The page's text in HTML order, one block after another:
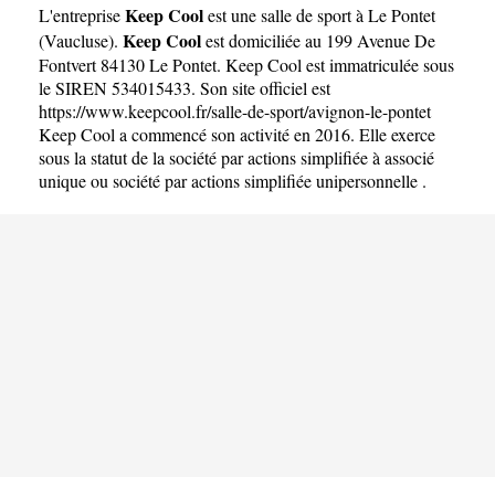
L'entrepriseKeep Coolest unesalle de sport à Le Pontet
(Vaucluse). Keep Coolest domiciliée au 199 Avenue De
Fontvert 84130 Le Pontet. Keep Cool est immatriculée sous
le SIREN 534015433. Son site officiel est
https://www.keepcool.fr/salle-de-sport/avignon-le-pontet
Keep Cool a commencé son activité en 2016. Elle exerce
sous la statut de la société par actions simplifiée à associé
unique ou société par actions simplifiée unipersonnelle .